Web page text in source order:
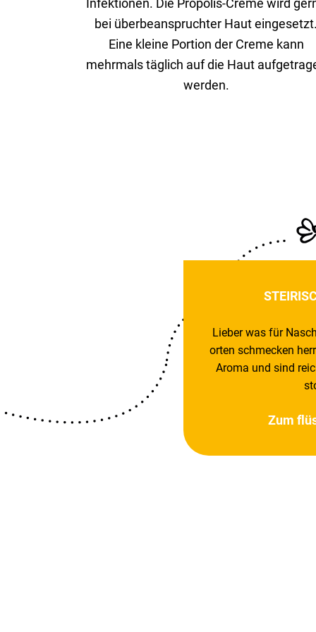
bei über­be­an­spruchter Haut
Eine kleine Portion der Creme kann
mehr­mals täglich auf die Haut
werden.
Lieber was für
orten schme­cken
Aroma und sind
Zum